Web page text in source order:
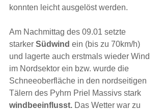
konnten leicht ausgelöst werden.
Am Nachmittag des 09.01 setzte
starker Südwind ein (bis zu 70km/h)
und lagerte auch erstmals wieder Wind
im Nordsektor ein bzw. wurde die
Schneeoberfläche in den nordseitigen
Tälern des Pyhrn Priel Massivs stark
windbeeinflusst. Das Wetter war zu